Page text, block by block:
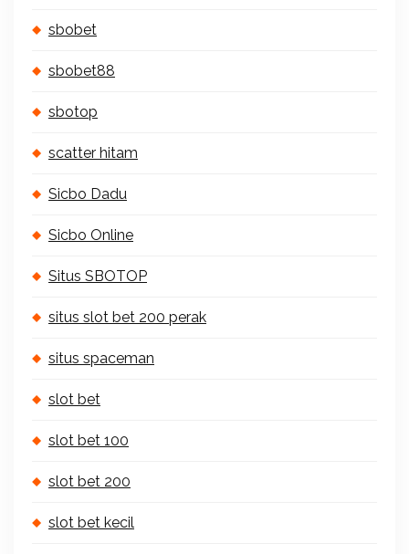
sbobet
sbobet88
sbotop
scatter hitam
Sicbo Dadu
Sicbo Online
Situs SBOTOP
situs slot bet 200 perak
situs spaceman
slot bet
slot bet 100
slot bet 200
slot bet kecil